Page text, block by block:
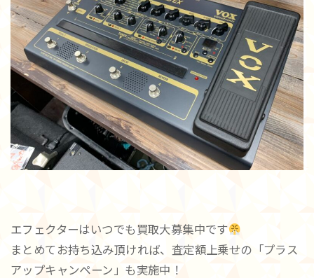
エフェクターはいつでも買取大募集中です
まとめてお持ち込み頂ければ、査定額上乗せの「プラス
アップキャンペーン」も実施中！